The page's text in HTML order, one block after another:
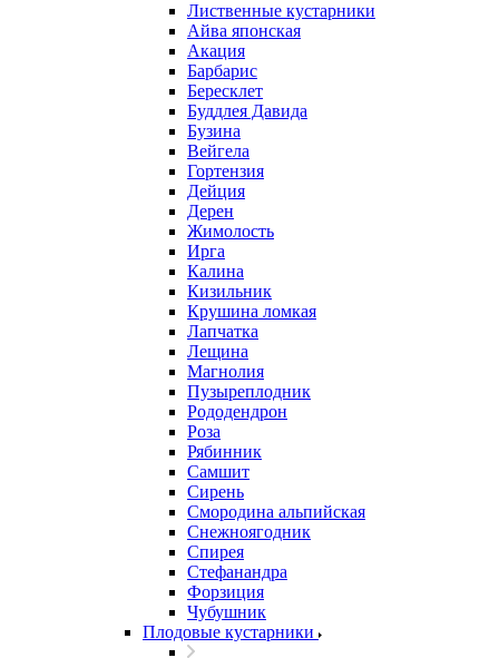
Лиственные кустарники
Айва японская
Акация
Барбарис
Бересклет
Буддлея Давида
Бузина
Вейгела
Гортензия
Дейция
Дерен
Жимолость
Ирга
Калина
Кизильник
Крушина ломкая
Лапчатка
Лещина
Магнолия
Пузыреплодник
Рододендрон
Роза
Рябинник
Самшит
Сирень
Смородина альпийская
Снежноягодник
Спирея
Стефанандра
Форзиция
Чубушник
Плодовые кустарники